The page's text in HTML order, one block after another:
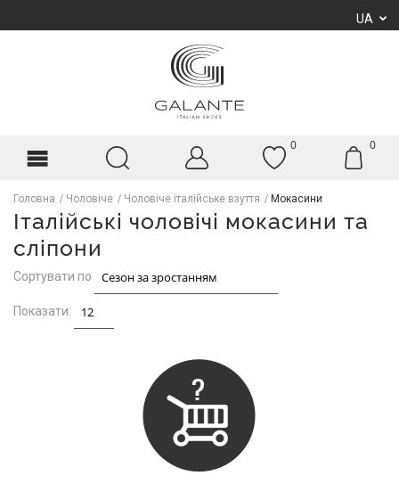
UA
0 0
Головна Чоловіче Чоловіче італійське взуття Мокасини
Італійські чоловічі мокасини та
сліпони
Сортувати по
Показати: